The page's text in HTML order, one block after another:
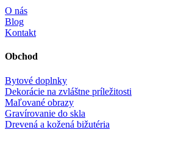
O nás
Blog
Kontakt
Obchod
Bytové doplnky
Dekorácie na zvláštne príležitosti
Maľované obrazy
Gravírovanie do skla
Drevená a kožená bižutéria